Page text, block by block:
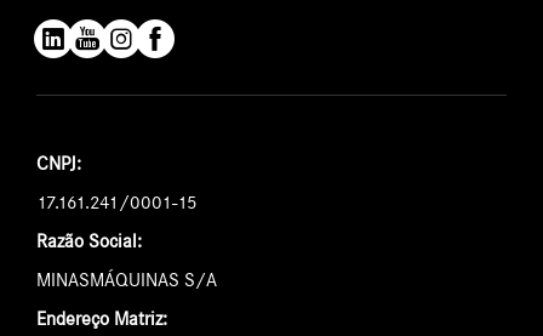
CNPJ:
17.161.241/0001-15
Razão Social:
MINASMÁQUINAS S/A
Endereço Matriz: